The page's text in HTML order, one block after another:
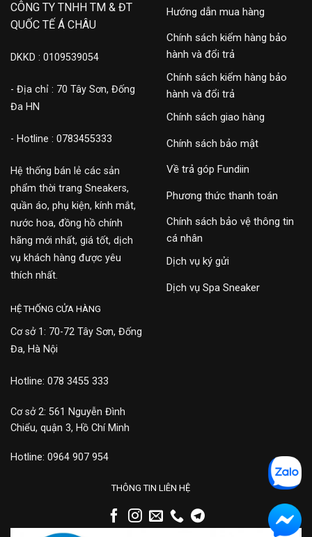
CÔNG TY TNHH TM & ĐT
QUỐC TẾ Á CHÂU
DKKD : 0109539054
- Địa chỉ : 70 Tây Sơn, Đống
Đa HN
- Hotline : 0783455333
Hệ thống bán lẻ các sản
phẩm thời trang Sneakers,
quần áo, phụ kiện, kính mắt,
nước hoa, đồng hồ chính
hãng mới nhất, giá tốt, dịch
vụ khách hàng được yêu
thích nhất.
Hướng dẫn mua hàng
Chính sách kiểm hàng bảo
hành và đổi trả
Chính sách kiểm hàng bảo
hành và đổi trả
Chính sách giao hàng
Chính sách bảo mật
Về trả góp Fundiin
Phương thức thanh toán
Chính sách bảo vệ thông tin
cá nhân
Dịch vụ ký gửi
Dịch vụ Spa Sneaker
HỆ THỐNG CỬA HÀNG
Cơ sở 1: 70-72 Tây Sơn, Đống
Đa, Hà Nội
Hotline: 078 3455 333
Cơ sở 2: 561 Nguyễn Đình
Chiểu, quận 3, Hồ Chí Minh
Hotline: 0964 907 954
THÔNG TIN LIÊN HỆ